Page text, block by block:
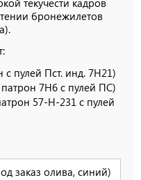
бронежилетов
пулей Пст. инд. 7Н21)
7Н6 с пулей ПС)
57-Н-231 с пулей
заказ олива, синий)